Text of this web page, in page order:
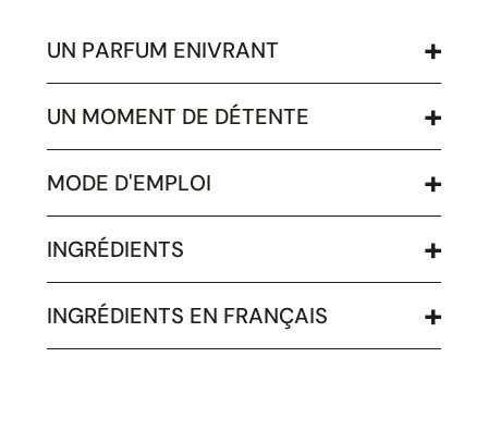
UN PARFUM ENIVRANT
UN MOMENT DE DÉTENTE
MODE D'EMPLOI
INGRÉDIENTS
INGRÉDIENTS EN FRANÇAIS